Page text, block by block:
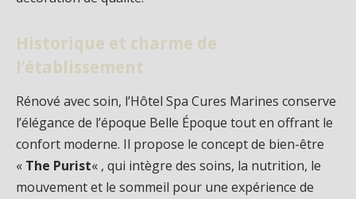
Historique et charme de
l’établissement
Rénové avec soin, l’Hôtel Spa Cures Marines conserve
l’élégance de l’époque Belle Époque tout en offrant le
confort moderne. Il propose le concept de bien-être
« The Purist« , qui intègre des soins, la nutrition, le
mouvement et le sommeil pour une expérience de